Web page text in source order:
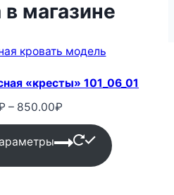
магазине
«кресты» 101_06_01
– 850.00₽
цен:
12.00₽